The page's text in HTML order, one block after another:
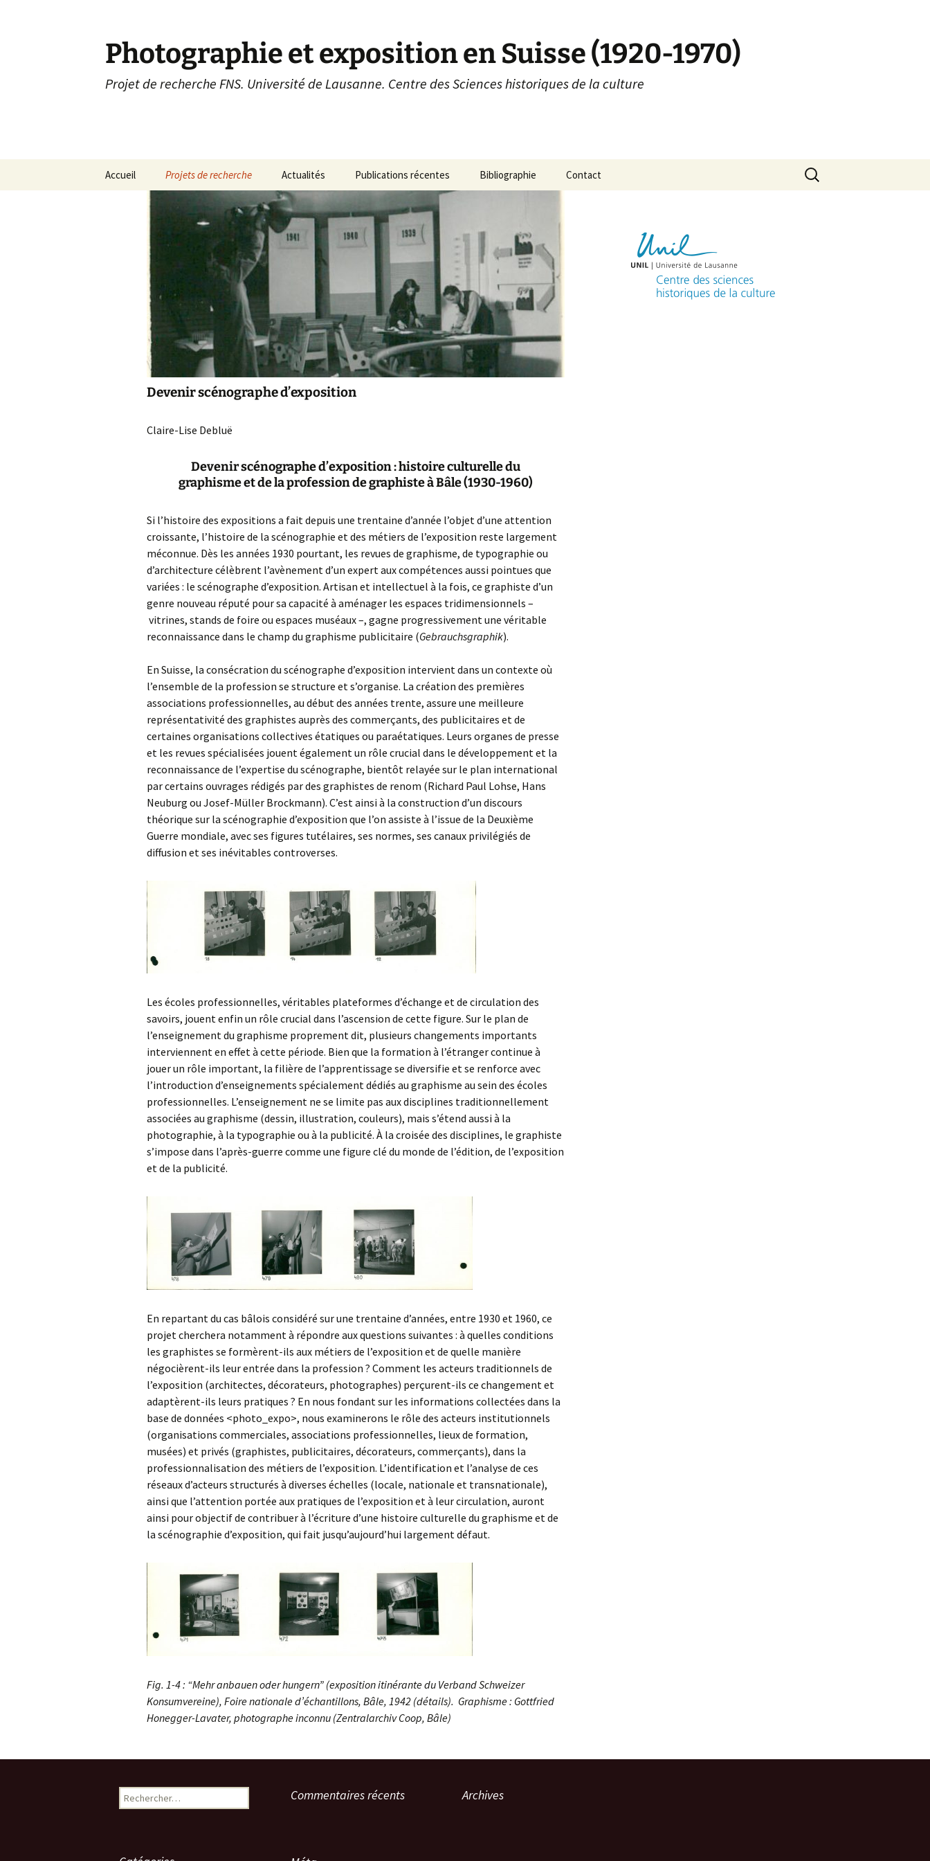
Photographie et exposition en Suisse (1920-1970)
Projet de recherche FNS. Université de Lausanne. Centre des Sciences historiques de la culture
Accueil Projets de recherche
Devenir scénographe
d’exposition
Exposer l’architecture
Weltausstellung der
Photographie
Vers l’exposition audio-
visuelle
Actualités
Archives
Publications récentes
Ouvrages
Articles
Bibliographie
Photographie et
expositions en Suisse
Contact
Rechercher :
Devenir scénographe d’exposition
Claire-Lise Debluë
Devenir scénographe d’exposition : histoire culturelle du
graphisme et de la profession de graphiste à Bâle (1930-1960)
Si l’histoire des expositions a fait depuis une trentaine d’année l’objet d’une attention
croissante, l’histoire de la scénographie et des métiers de l’exposition reste largement
méconnue. Dès les années 1930 pourtant, les revues de graphisme, de typographie ou
d’architecture célèbrent l’avènement d’un expert aux compétences aussi pointues que
variées : le scénographe d’exposition. Artisan et intellectuel à la fois, ce graphiste d’un
genre nouveau réputé pour sa capacité à aménager les espaces tridimensionnels –
vitrines, stands de foire ou espaces muséaux –, gagne progressivement une véritable
reconnaissance dans le champ du graphisme publicitaire (Gebrauchsgraphik).
En Suisse, la consécration du scénographe d’exposition intervient dans un contexte où
l’ensemble de la profession se structure et s’organise. La création des premières
associations professionnelles, au début des années trente, assure une meilleure
représentativité des graphistes auprès des commerçants, des publicitaires et de
certaines organisations collectives étatiques ou paraétatiques. Leurs organes de presse
et les revues spécialisées jouent également un rôle crucial dans le développement et la
reconnaissance de l’expertise du scénographe, bientôt relayée sur le plan international
par certains ouvrages rédigés par des graphistes de renom (Richard Paul Lohse, Hans
Neuburg ou Josef-Müller Brockmann). C’est ainsi à la construction d’un discours
théorique sur la scénographie d’exposition que l’on assiste à l’issue de la Deuxième
Guerre mondiale, avec ses figures tutélaires, ses normes, ses canaux privilégiés de
diffusion et ses inévitables controverses.
Les écoles professionnelles, véritables plateformes d’échange et de circulation des
savoirs, jouent enfin un rôle crucial dans l’ascension de cette figure. Sur le plan de
l’enseignement du graphisme proprement dit, plusieurs changements importants
interviennent en effet à cette période. Bien que la formation à l’étranger continue à
jouer un rôle important, la filière de l’apprentissage se diversifie et se renforce avec
l’introduction d’enseignements spécialement dédiés au graphisme au sein des écoles
professionnelles. L’enseignement ne se limite pas aux disciplines traditionnellement
associées au graphisme (dessin, illustration, couleurs), mais s’étend aussi à la
photographie, à la typographie ou à la publicité. À la croisée des disciplines, le graphiste
s’impose dans l’après-guerre comme une figure clé du monde de l’édition, de l’exposition
et de la publicité.
En repartant du cas bâlois considéré sur une trentaine d’années, entre 1930 et 1960, ce
projet cherchera notamment à répondre aux questions suivantes : à quelles conditions
les graphistes se formèrent-ils aux métiers de l’exposition et de quelle manière
négocièrent-ils leur entrée dans la profession ? Comment les acteurs traditionnels de
l’exposition (architectes, décorateurs, photographes) perçurent-ils ce changement et
adaptèrent-ils leurs pratiques ? En nous fondant sur les informations collectées dans la
base de données <photo_expo>, nous examinerons le rôle des acteurs institutionnels
(organisations commerciales, associations professionnelles, lieux de formation,
musées) et privés (graphistes, publicitaires, décorateurs, commerçants), dans la
professionnalisation des métiers de l’exposition. L’identification et l’analyse de ces
réseaux d’acteurs structurés à diverses échelles (locale, nationale et transnationale),
ainsi que l’attention portée aux pratiques de l’exposition et à leur circulation, auront
ainsi pour objectif de contribuer à l’écriture d’une histoire culturelle du graphisme et de
la scénographie d’exposition, qui fait jusqu’aujourd’hui largement défaut.
Fig. 1-4 : “Mehr anbauen oder hungern” (exposition itinérante du Verband Schweizer
Konsumvereine), Foire nationale d’échantillons, Bâle, 1942 (détails). Graphisme : Gottfried
Honegger-Lavater, photographe inconnu (Zentralarchiv Coop, Bâle)
Rechercher : Commentaires récents Archives